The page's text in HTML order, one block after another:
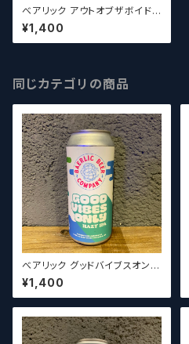
べアリック アウトオブザボイド /
Baerlic Out of the Void【ク
ラフトビールシザーズ】
¥1,400
同じカテゴリの商品
べアリック グッドバイブスオンリ
ー / Baerlic GOOD VIBES O
NLY【クラフトビールシザーズ】
¥1,400